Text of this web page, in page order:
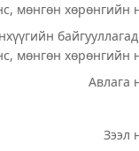
мөнгөн хөрөнгийн
мөнгөн хөрөнгийн
Авлага
Зээл